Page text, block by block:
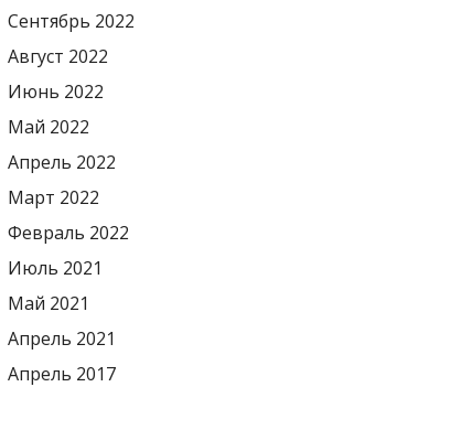
Сентябрь 2022
Август 2022
Июнь 2022
Май 2022
Апрель 2022
Март 2022
Февраль 2022
Июль 2021
Май 2021
Апрель 2021
Апрель 2017